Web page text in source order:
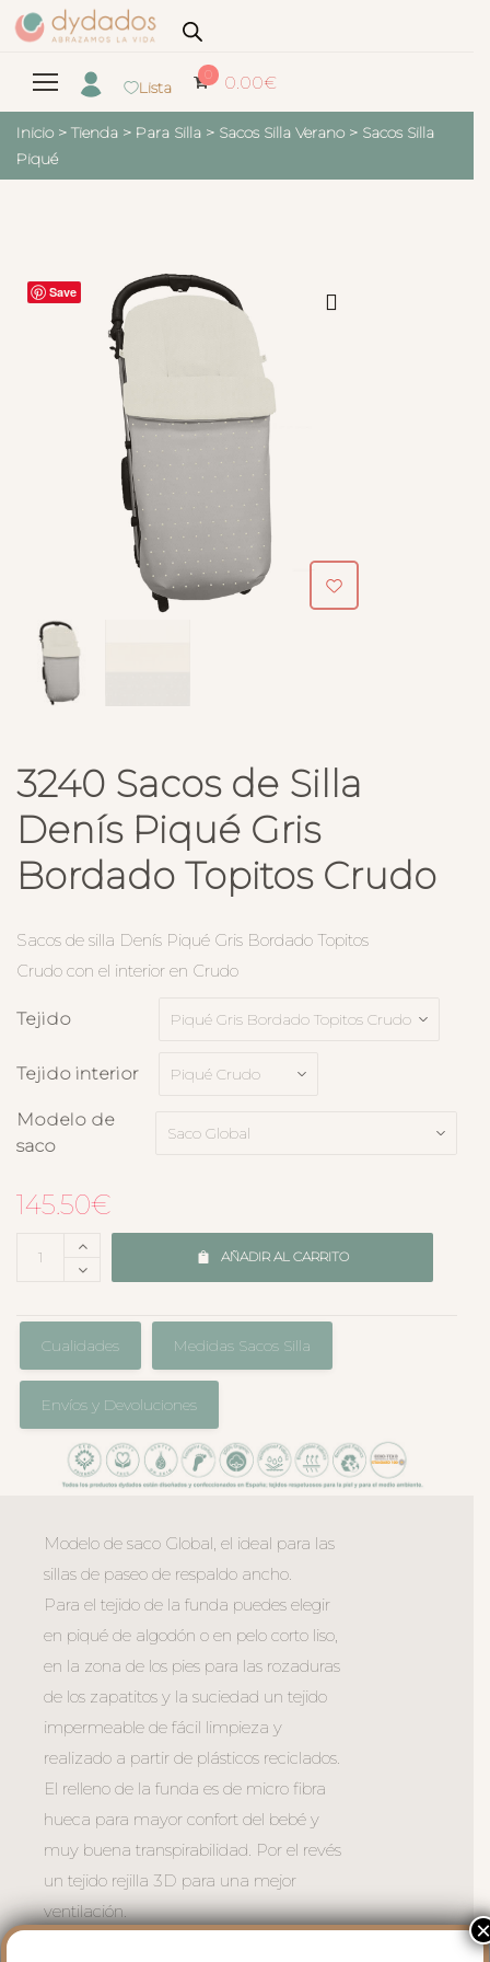
Lista
0 0.00€
Inicio > Tienda > Para Silla > Sacos Silla Verano > Sacos Silla
Piqué
Save
3240 Sacos de Silla
Denís Piqué Gris
Bordado Topitos Crudo
Sacos de silla Denís Piqué Gris Bordado Topitos
Crudo con el interior en Crudo
Tejido
Tejido interior
Modelo de
saco
145.50€
AÑADIR AL CARRITO
Cualidades Medidas Sacos Silla
Envíos y Devoluciones
Modelo de saco Global, el ideal para las
sillas de paseo de respaldo ancho.
Para el tejido de la funda puedes elegir
en piqué de algodón o en pelo corto liso,
en la zona de los pies para las rozaduras
de los zapatitos y la suciedad un tejido
impermeable de fácil limpieza y
realizado a partir de plásticos reciclados.
El relleno de la funda es de micro fibra
hueca para mayor confort del bebé y
muy buena transpirabilidad. Por el revés
un tejido rejilla 3D para una mejor
ventilación.
×